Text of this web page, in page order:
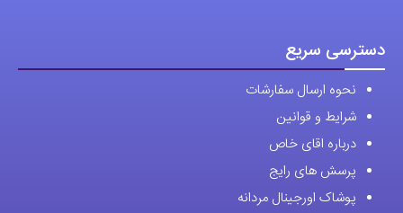
دسترسی سریع
نحوه ارسال سفارشات
شرایط و قوانین
درباره اقای خاص
پرسش های رایج
پوشاک اورجینال مردانه